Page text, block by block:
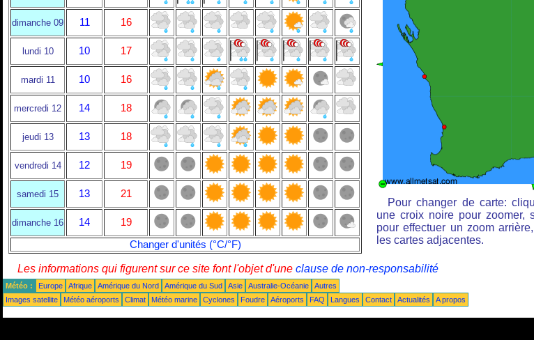
dimanche 09 11 16
lundi 10 10 17
mardi 11 10 16
mercredi 12 14 18
jeudi 13 13 18
vendredi 14 12 19
samedi 15 13 21
dimanche 16 14
19
Changer d'unités (°C/°F)
Pour changer de carte:
une croix noire pour zoomer,
pour effectuer un zoom
les cartes adjacentes.
Les informations qui figurent sur ce site font l'objet d'une clause de non-responsabilité
Météo : Europe Afrique Amérique du Nord Amérique du Sud Asie Australie-Océanie
Autres
Images satellite
Météo aéroports Climat Météo marine Cyclones Foudre Aéroports FAQ Langues Contact Actualités A propos